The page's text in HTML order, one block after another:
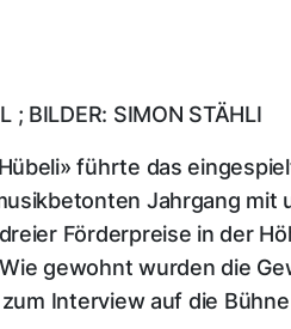
; BILDER: SIMON STÄHLI
führte das
Jahrgang
Förderpreise in der
gewohnt wurden die
Interview auf die